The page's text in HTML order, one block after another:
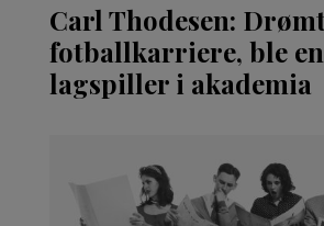
Carl Thodesen:
fotballkarriere, ble en
lagspiller i akademia